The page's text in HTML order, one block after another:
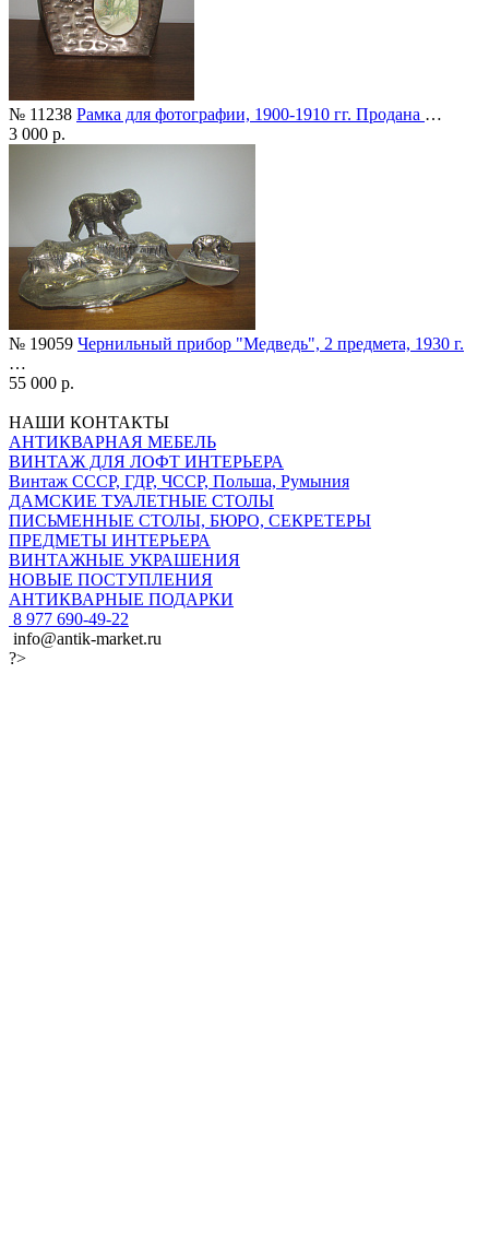
№ 11238 Рамка для фотографии, 1900-1910 гг. Продана …
3 000 р.
№ 19059 Чернильный прибор "Медведь", 2 предмета, 1930 г.
…
55 000 р.
НАШИ КОНТАКТЫ
АНТИКВАРНАЯ МЕБЕЛЬ
ВИНТАЖ ДЛЯ ЛОФТ ИНТЕРЬЕРА
Винтаж СССР, ГДР, ЧССР, Польша, Румыния
ДАМСКИЕ ТУАЛЕТНЫЕ СТОЛЫ
ПИСЬМЕННЫЕ СТОЛЫ, БЮРО, СЕКРЕТЕРЫ
ПРЕДМЕТЫ ИНТЕРЬЕРА
ВИНТАЖНЫЕ УКРАШЕНИЯ
НОВЫЕ ПОСТУПЛЕНИЯ
АНТИКВАРНЫЕ ПОДАРКИ
8 977 690-49-22
info@antik-market.ru
?>